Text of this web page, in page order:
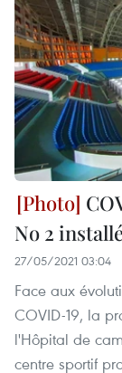
No 2
27/05/2021 03:04
Face aux
COVID-19, la
l'Hôpital de
centre sportif